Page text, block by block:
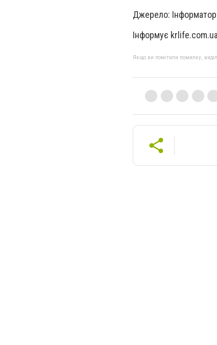
Джерело: Інформатор
Інформує krlife.com.ua
Якщо ви помітили помилку,